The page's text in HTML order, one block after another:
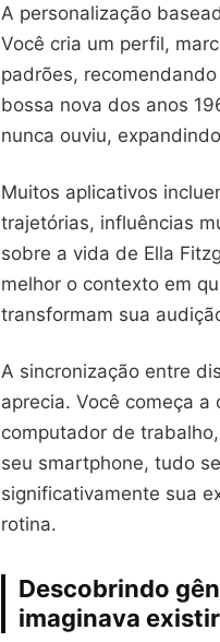
A personalização
Você cria um perfil,
padrões,
bossa nova dos anos
nunca ouviu,
Muitos aplicativos
trajetórias, influências
sobre a vida de Ella
melhor o contexto em
transformam sua
A sincronização entre
aprecia. Você começa
computador de
seu smartphone, tudo
significativamente sua
rotina.
Descobrindo
imaginava existir